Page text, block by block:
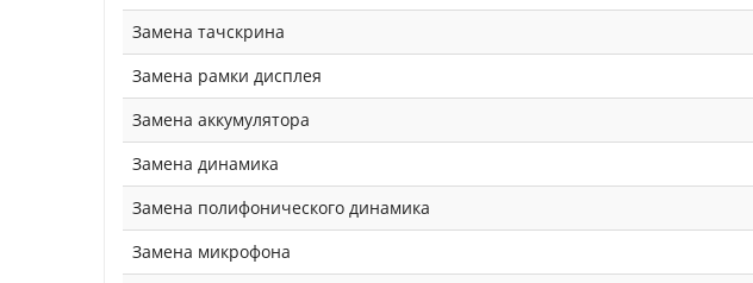
Замена тачскрина
Замена рамки дисплея
Замена аккумулятора
Замена динамика
Замена полифонического динамика
Замена микрофона